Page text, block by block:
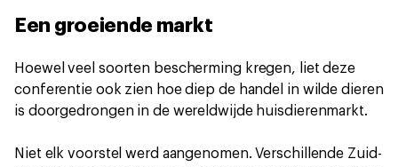
Een groeiende markt
Hoewel veel soorten bescherming kregen, liet deze
conferentie ook zien hoe diep de handel in wilde dieren
is doorgedrongen in de wereldwijde huisdierenmarkt.
Niet elk voorstel werd aangenomen. Verschillende Zuid-